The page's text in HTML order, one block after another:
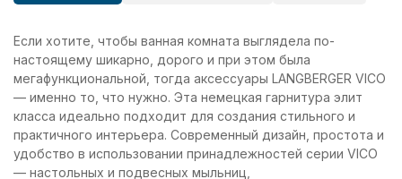
Если хотите, чтобы ванная комната выглядела по-
настоящему шикарно, дорого и при этом была
мегафункциональной, тогда аксессуары LANGBERGER VICO
— именно то, что нужно. Эта немецкая гарнитура элит
класса идеально подходит для создания стильного и
практичного интерьера. Современный дизайн, простота и
удобство в использовании принадлежностей серии VICO
— настольных и подвесных мыльниц,